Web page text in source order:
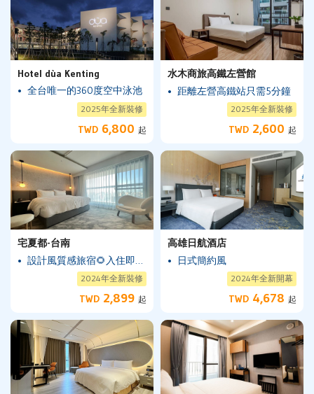
Hotel dùa Kenting
全台唯一的360度空中泳池
2025年全新裝修
TWD 6,800 起
水木商旅高鐵左營館
距離左營高鐵站只需5分鐘
2025年全新裝修
TWD 2,600 起
宅夏都-台南
設計風質感旅宿🌻入住即贈全日Happy Hour
2024年全新裝修
TWD 2,899 起
高雄日航酒店
日式簡約風
2024年全新開幕
TWD 4,678 起